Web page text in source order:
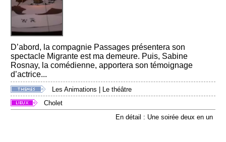
D’abord, la compagnie Passages présentera son
spectacle Migrante est ma demeure. Puis, Sabine
Rosnay, la comédienne, apportera son témoignage
d’actrice...
Les Animations | Le théâtre
Cholet
En détail : Une soirée deux en un